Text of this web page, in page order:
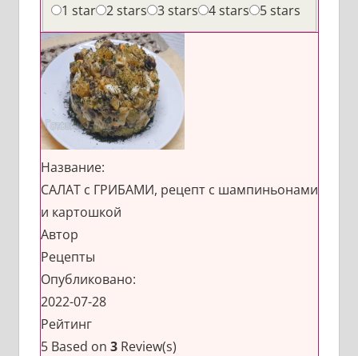
1 star 2 stars 3 stars 4 stars 5 stars
Название:
САЛАТ с ГРИБАМИ, рецепт с шампиньонами
и картошкой
Автор
Рецепты
Опубликовано:
2022-07-28
Рейтинг
5Based on 3 Review(s)